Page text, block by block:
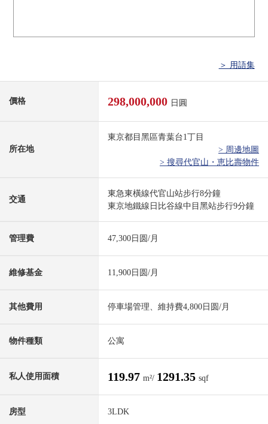
＞ 用語集
價格 298,000,000 日圓
所在地
東京都目黑區青葉台1丁目
> 周邊地圖
> 搜尋代官山・恵比壽物件
交通
東急東橫線代官山站步行8分鐘
東京地鐵線日比谷線中目黑站步行9分鐘
管理費 47,300日圆/月
維修基金 11,900日圆/月
其他費用 停車場管理、維持費4,800日圆/月
物件種類 公寓
私人使用面積 119.97 m²/ 1291.35 sqf
房型 3LDK